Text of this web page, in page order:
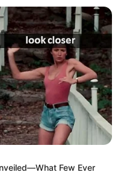
"Please Don't Try"
Few Ever